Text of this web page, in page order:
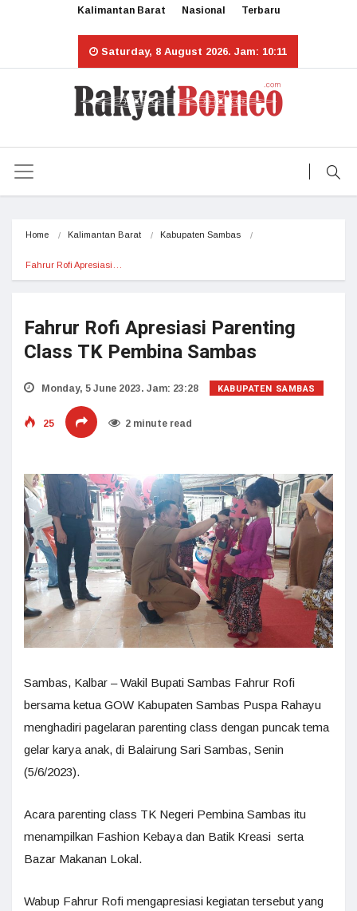
Kalimantan Barat Nasional Terbaru
Saturday, 8 August 2026. Jam: 10:11
Home Kalimantan Barat Kabupaten Sambas
Fahrur Rofi Apresiasi…
Fahrur Rofi Apresiasi Parenting
Class TK Pembina Sambas
Monday, 5 June 2023. Jam: 23:28 KABUPATEN SAMBAS
25 2 minute read
Sambas, Kalbar – Wakil Bupati Sambas Fahrur Rofi
bersama ketua GOW Kabupaten Sambas Puspa Rahayu
menghadiri pagelaran parenting class dengan puncak tema
gelar karya anak, di Balairung Sari Sambas, Senin
(5/6/2023).
Acara parenting class TK Negeri Pembina Sambas itu
menampilkan Fashion Kebaya dan Batik Kreasi serta
Bazar Makanan Lokal.
Wabup Fahrur Rofi mengapresiasi kegiatan tersebut yang